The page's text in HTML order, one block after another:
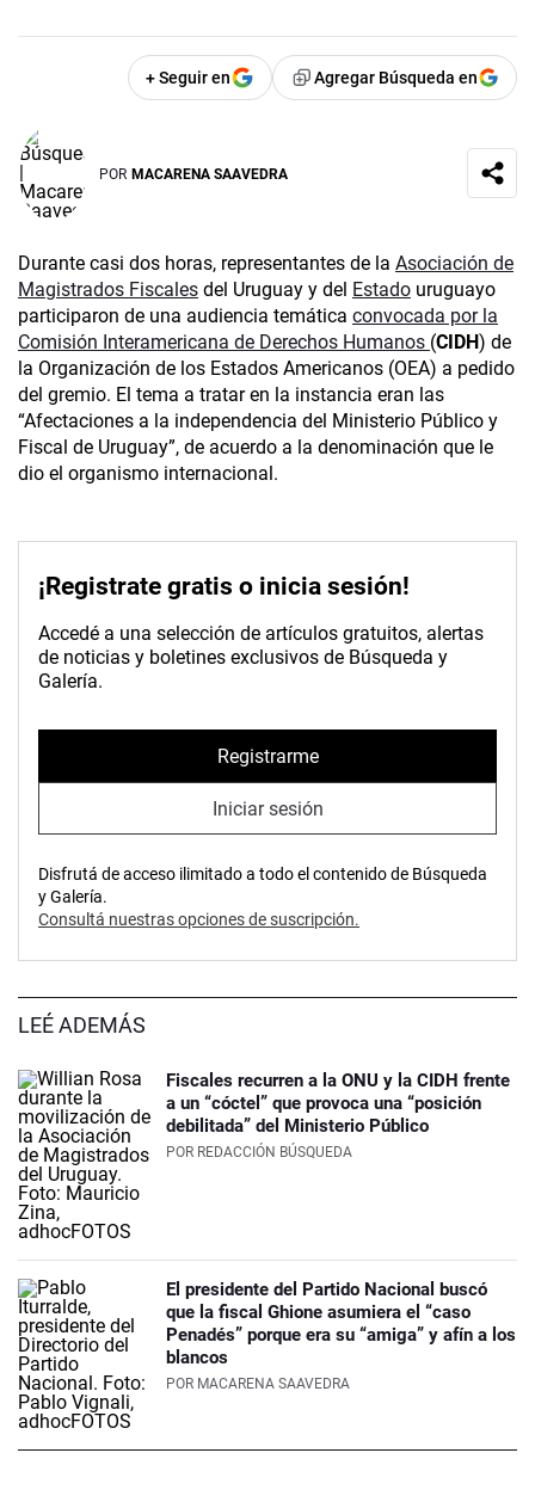
+ Seguir en Agregar Búsqueda en
POR MACARENA SAAVEDRA
Durante casi dos horas, representantes de la Asociación de
Magistrados Fiscales del Uruguay y del Estado uruguayo
participaron de una audiencia temática convocada por la
Comisión Interamericana de Derechos Humanos (CIDH) de
la Organización de los Estados Americanos (OEA) a pedido
del gremio. El tema a tratar en la instancia eran las
“Afectaciones a la independencia del Ministerio Público y
Fiscal de Uruguay”, de acuerdo a la denominación que le
dio el organismo internacional.
¡Registrate gratis o inicia sesión!
Accedé a una selección de artículos gratuitos, alertas
de noticias y boletines exclusivos de Búsqueda y
Galería.
Registrarme
Iniciar sesión
Disfrutá de acceso ilimitado a todo el contenido de Búsqueda
y Galería.
Consultá nuestras opciones de suscripción.
LEÉ ADEMÁS
Fiscales recurren a la ONU y la CIDH frente
a un “cóctel” que provoca una “posición
debilitada” del Ministerio Público
POR REDACCIÓN BÚSQUEDA
El presidente del Partido Nacional buscó
que la fiscal Ghione asumiera el “caso
Penadés” porque era su “amiga” y afín a los
blancos
POR MACARENA SAAVEDRA